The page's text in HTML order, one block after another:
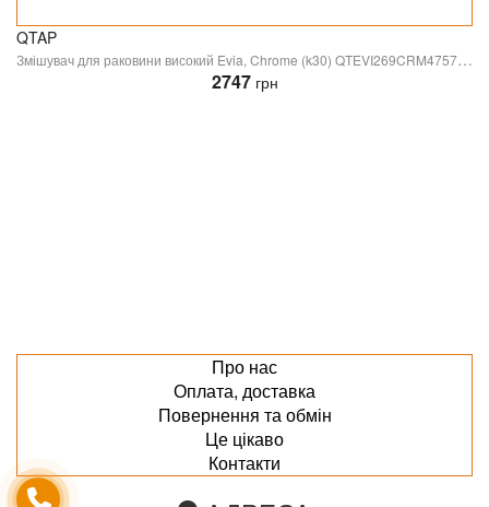
QTAP
Змішувач для раковини високий Evia, Chrome (k30) QTEVI269CRM47577 Qtap
2747грн
Про нас
Оплата, доставка
Повернення та обмін
Це цікаво
Контакти